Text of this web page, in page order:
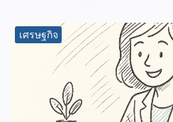
เศรษฐกิจ